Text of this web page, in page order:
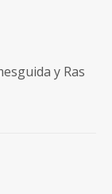
y Ras